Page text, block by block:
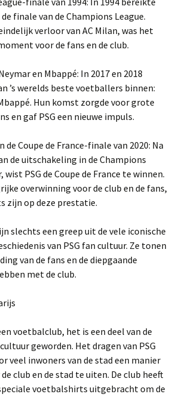
finale van de Champions League.
verloor van AC Milan, was het
voor de fans en de club.
en Mbappé: In 2017 en 2018
’s werelds beste voetballers binnen:
Hun komst zorgde voor grote
en gaf PSG een nieuwe impuls.
de Coupe de France-finale van 2020: Na
de uitschakeling in de Champions
wist PSG de Coupe de France te winnen.
overwinning voor de club en de fans,
zijn op deze prestatie.
slechts een greep uit de vele iconische
van PSG fan cultuur. Ze tonen
van de fans en de diepgaande
met de club.
voetbalclub, het is een deel van de
geworden. Het dragen van PSG
veel inwoners van de stad een manier
club en de stad te uiten. De club heeft
voetbalshirts uitgebracht om de